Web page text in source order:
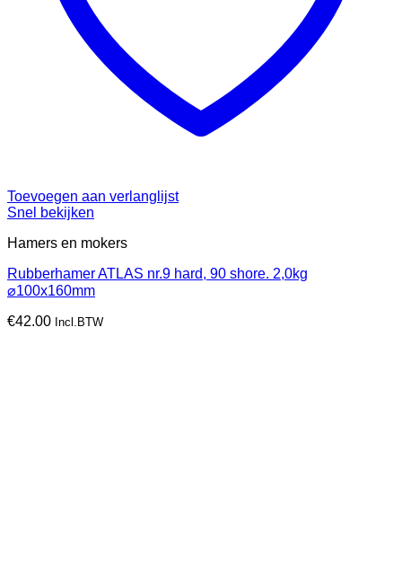
Toevoegen aan verlanglijst
Snel bekijken
Hamers en mokers
Rubberhamer ATLAS nr.9 hard, 90 shore. 2,0kg
⌀100x160mm
€42.00 Incl.BTW